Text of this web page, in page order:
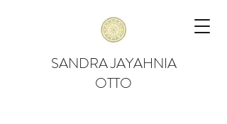
SANDRA JAYAHNIA
OTTO